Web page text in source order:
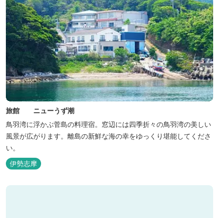
旅館 ニューうず潮
鳥羽湾に浮かぶ菅島の料理宿。窓辺には四季折々の鳥羽湾の美しい
風景が広がります。離島の新鮮な海の幸をゆっくり堪能してくださ
い。
伊勢志摩